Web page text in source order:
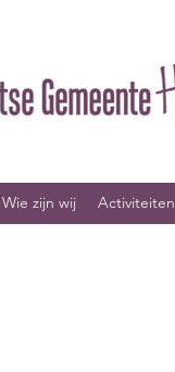
Wie zijn wij Activiteiten